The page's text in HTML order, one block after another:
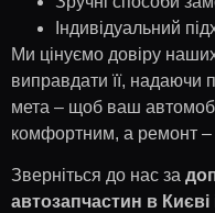
Індивідуальний
Ми цінуємо довіру
виправдати її, надаючи
мета – щоб ваш
комфортним, а ремонт
Зверніться до нас за
автозапчастин в Києві